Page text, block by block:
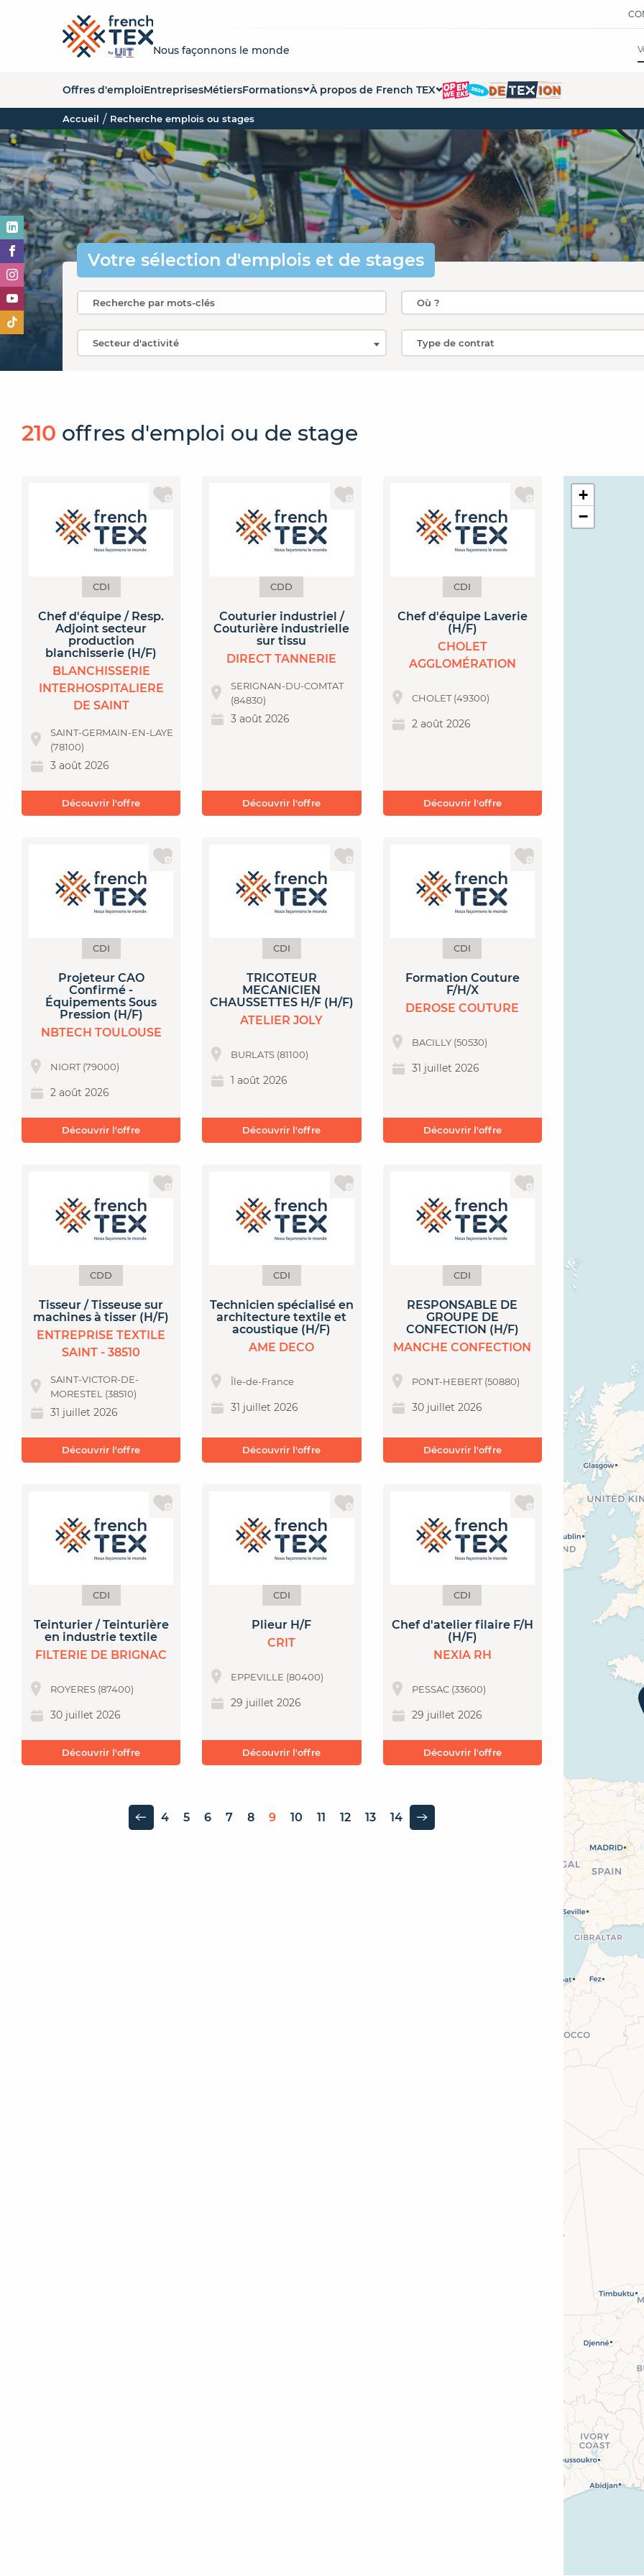
Nous façonnons le monde
Offres d'emploiEntreprisesMétiersFormations
Liste des formations
Carte des formations
Organismes des formations
À propos de French TEX
La démarche French Tex
Nos partenaires
Espace Presse
OpenWeeks
Accueil Recherche emplois ou stages
Votre sélection d'emplois et de stages
210 offres d'emploi ou de stage
CDI
Chef d'équipe / Resp.
Adjoint secteur
production
blanchisserie (H/F)
BLANCHISSERIE
INTERHOSPITALIERE
DE SAINT
SAINT-GERMAIN-EN-LAYE
(78100)
3 août 2026
Découvrir l'offre
CDD
Couturier industriel /
Couturière industrielle
sur tissu
DIRECT TANNERIE
SERIGNAN-DU-COMTAT
(84830)
3 août 2026
Découvrir l'offre
CDI
Chef d'équipe Laverie
(H/F)
CHOLET
AGGLOMÉRATION
CHOLET (49300)
2 août 2026
Découvrir l'offre
CDI
Projeteur CAO
Confirmé -
Équipements Sous
Pression (H/F)
NBTECH TOULOUSE
NIORT (79000)
2 août 2026
Découvrir l'offre
CDI
TRICOTEUR
MECANICIEN
CHAUSSETTES H/F (H/F)
ATELIER JOLY
BURLATS (81100)
1 août 2026
Découvrir l'offre
CDI
Formation Couture
F/H/X
DEROSE COUTURE
BACILLY (50530)
31 juillet 2026
Découvrir l'offre
CDD
Tisseur / Tisseuse sur
machines à tisser (H/F)
ENTREPRISE TEXTILE
SAINT - 38510
SAINT-VICTOR-DE-
MORESTEL (38510)
31 juillet 2026
Découvrir l'offre
CDI
Technicien spécialisé en
architecture textile et
acoustique (H/F)
AME DECO
Île-de-France
31 juillet 2026
Découvrir l'offre
CDI
RESPONSABLE DE
GROUPE DE
CONFECTION (H/F)
MANCHE CONFECTION
PONT-HEBERT (50880)
30 juillet 2026
Découvrir l'offre
CDI
Teinturier / Teinturière
en industrie textile
FILTERIE DE BRIGNAC
ROYERES (87400)
30 juillet 2026
Découvrir l'offre
CDI
Plieur H/F
CRIT
EPPEVILLE (80400)
29 juillet 2026
Découvrir l'offre
CDI
Chef d'atelier filaire F/H
(H/F)
NEXIA RH
PESSAC (33600)
29 juillet 2026
Découvrir l'offre
Page précédente 4 5 6 7 8 9 10 11 12 13 14 Page suivante
+
−